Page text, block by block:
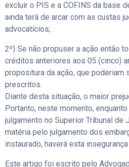
excluir o PIS e a COFINS da base
ainda terá de arcar com as custas
advocatícios;
2º) Se não propuser a ação então
créditos anteriores aos 05 (cinco)
propositura da ação, que
prescritos.
Diante desta situação, o maior
Portanto, neste momento, enquanto
julgamento no Superior Tribunal de
matéria pelo julgamento dos
instaurado, haverá esta
Este artigo foi escrito pelo